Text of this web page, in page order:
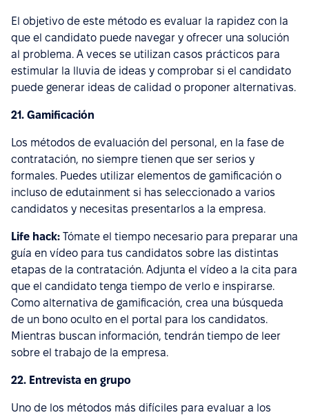
El objetivo de este método es evaluar la rapidez con la
que el candidato puede navegar y ofrecer una solución
al problema. A veces se utilizan casos prácticos para
estimular la lluvia de ideas y comprobar si el candidato
puede generar ideas de calidad o proponer alternativas.
21. Gamificación
Los métodos de evaluación del personal, en la fase de
contratación, no siempre tienen que ser serios y
formales. Puedes utilizar elementos de gamificación o
incluso de edutainment si has seleccionado a varios
candidatos y necesitas presentarlos a la empresa.
Life hack: Tómate el tiempo necesario para preparar una
guía en vídeo para tus candidatos sobre las distintas
etapas de la contratación. Adjunta el vídeo a la cita para
que el candidato tenga tiempo de verlo e inspirarse.
Como alternativa de gamificación, crea una búsqueda
de un bono oculto en el portal para los candidatos.
Mientras buscan información, tendrán tiempo de leer
sobre el trabajo de la empresa.
22. Entrevista en grupo
Uno de los métodos más difíciles para evaluar a los